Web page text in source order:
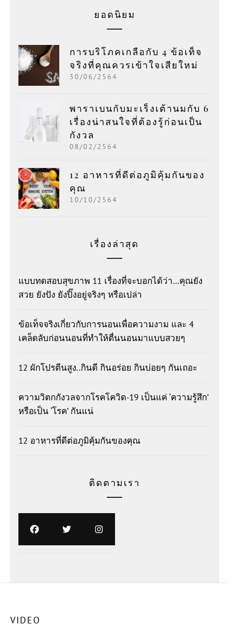
ยอดนิยม
การบริโภคเกลือกับ 4 ข้อเท็จ
จริงที่คุณควรเข้าใจเสียใหม่
30/06/2564
พาราเบนกับมะเร็งเต้านมกับ 6
เรื่องน่าสนใจที่ต้องรู้ก่อนเป็น
กังวล
08/02/2564
12 อาหารที่ดีต่อภูมิคุ้มกันของ
คุณ
10/10/2564
เรื่องล่าสุด
แบบทดสอบสุขภาพ 11 เรื่องที่จะบอกได้ว่า…คุณยัง
สวย ยังปัง ยังปิ๊งอยู่จริงๆ หรือเปล่า
ข้อเท็จจริงเกี่ยวกับการนอนเพื่อความงาม และ 4
เคล็ดลับก่อนนอนที่ทำให้ตื่นนอนมาแบบสวยๆ
12 ผักโปรตีนสูง..กินดี กินอร่อย กินบ่อยๆ กันเถอะ
ความวิตกกังวลจากโรคโควิด-19 เป็นแค่ ‘ความรู้สึก’
หรือเป็น ‘โรค’ กันแน่
12 อาหารที่ดีต่อภูมิคุ้มกันของคุณ
ติดตามเรา
VIDEO